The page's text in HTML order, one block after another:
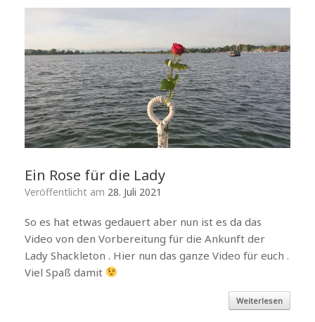
Ein Rose für die Lady
Veröffentlicht am 28. Juli 2021
So es hat etwas gedauert aber nun ist es da das
Video von den Vorbereitung für die Ankunft der
Lady Shackleton . Hier nun das ganze Video für euch .
Viel Spaß damit
Weiterlesen